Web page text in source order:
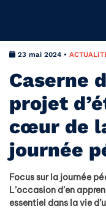
23 mai 2024 •
Caserne
projet
cœur de
journée
Focus sur la journée
L’occasion d’en
essentiel dans la vie